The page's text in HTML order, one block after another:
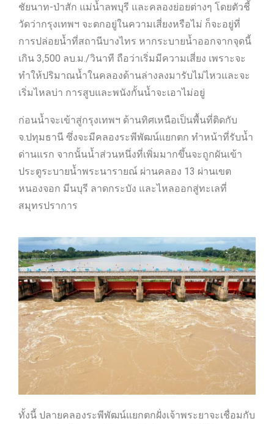
ชัยนาท-ป่าสัก แม่น้ำลพบุรี และคลองย่อยต่างๆ โดยตัวชี้
วัดว่ากรุงเทพฯ จะตกอยู่ในความเสี่ยงหรือไม่ ก็จะอยู่ที่
การปล่อยน้ำที่สถานีบางไทร หากระบายน้ำออกจากจุดนี้
เกิน 3,500 ลบ.ม./วินาที ถือว่าเริ่มมีความเสี่ยง เพราะจะ
ทำให้ปริมาณน้ำในคลองด้านล่างลงมารับไม่ไหวและจะ
เริ่มไหลบ่า การสูบและพนังกั้นน้ำจะเอาไม่อยู่
ก่อนน้ำจะเข้าสู่กรุงเทพฯ ด้านทิศเหนือเป็นพื้นที่ติดกับ
จ.ปทุมธานี ซึ่งจะมีคลองระพีพัฒน์แยกตก ทำหน้าที่รับน้ำ
ด่านแรก จากนั้นน้ำส่วนหนึ่งที่เพิ่มมากขึ้นจะถูกผันเข้า
ประตูระบายน้ำพระนารายณ์ ผ่านคลอง 13 ผ่านเขต
หนองจอก มีนบุรี ลาดกระบัง และไหลออกสู่ทะเลที่
สมุทรปราการ
ทั้งนี้ ปลายคลองระพีพัฒน์แยกตกฝั่งเจ้าพระยาจะเชื่อมกับ